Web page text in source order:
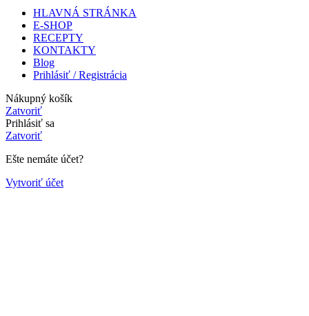
HLAVNÁ STRÁNKA
E-SHOP
RECEPTY
KONTAKTY
Blog
Prihlásiť / Registrácia
Nákupný košík
Zatvoriť
Prihlásiť sa
Zatvoriť
Ešte nemáte účet?
Vytvoriť účet